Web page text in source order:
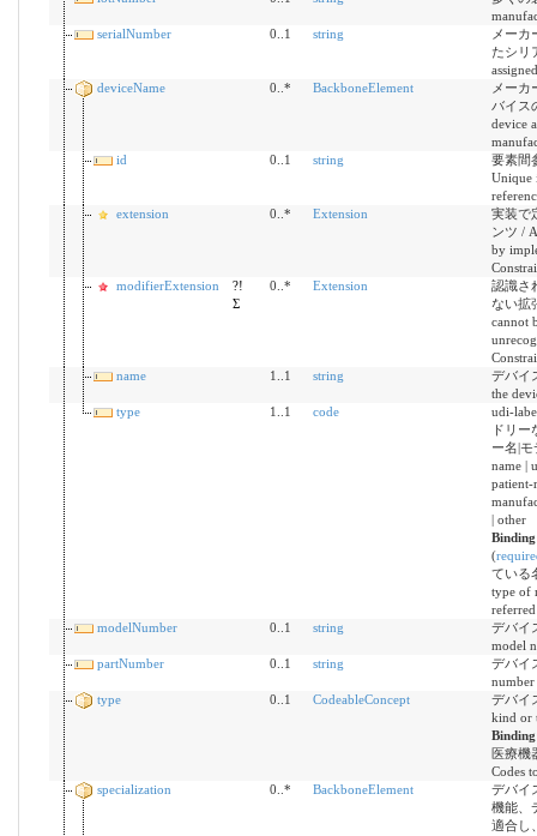
serialNumber
0..1 string
メーカ
たシリ
deviceName
0..* BackboneElement
メーカ
バイス
device
id
0..1 string
要素間
Unique
extension
0..* Extension
実装で
ンツ /
by
modifierExtension
?!
Σ
0..* Extension
認識さ
ない拡
cannot
name
1..1 string
デバイ
the
type
1..1 code
udi-
ドリー
ー名|
name |
patient-
| other
(
ている
type of
modelNumber
0..1 string
デバイ
model
partNumber
0..1 string
デバイ
type
0..1 CodeableConcept
デバイ
kind or
医療機
Codes
specialization
0..* BackboneElement
デバイ
機能、
適合し